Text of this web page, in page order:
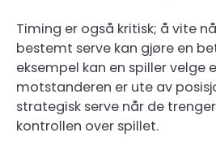
Timing er også kritisk; å vite
bestemt serve kan gjøre en
eksempel kan en spiller velge
motstanderen er ute av
strategisk serve når de
kontrollen over spillet.